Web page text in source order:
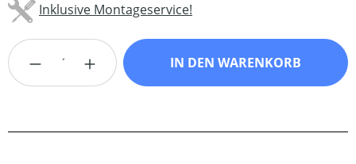
Inklusive Montageservice!
Produkt Anzahl: Gib den gewünschten
IN DEN WARENKORB